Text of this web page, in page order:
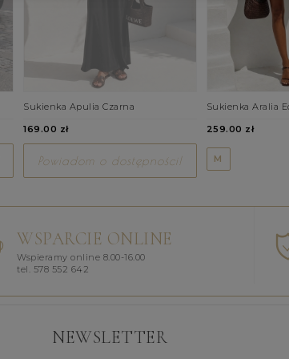
Sukienka Apulia Czarna
169.00 zł
Powiadom o dostępności!
Sukienka Aralia
259.00 zł
M
WSPARCIE ONLINE
Wspieramy online 8.00-16.00
tel. 578 552 642
NEWSLETTER